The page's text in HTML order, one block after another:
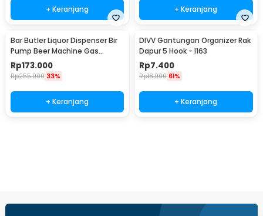
+ Keranjang + Keranjang
Bar Butler Liquor Dispenser Bir
Pump Beer Machine Gas
Station 900ml - P-36
Rp173.000
Rp255.900 33%
+ Keranjang
DIVV Gantungan Organizer Rak
Dapur 5 Hook - I163
Rp7.400
Rp18.900 61%
+ Keranjang